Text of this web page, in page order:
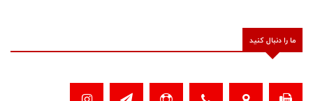
ما را دنبال کنید